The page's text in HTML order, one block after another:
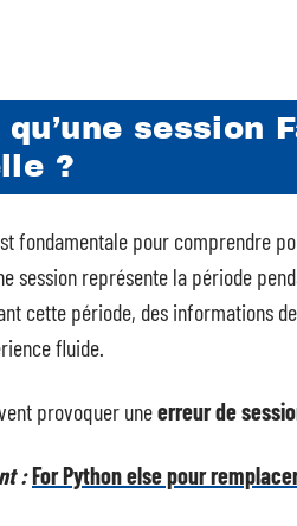
qu’une session
?
fondamentale pour comprendre
session représente la période
cette période, des informations
fluide.
provoquer uneerreur de
:For Python else pour